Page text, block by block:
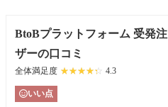
BtoBプラットフォーム 受発
ザーの口コミ
全体満足度 ☆☆☆☆☆
★★★★★ 4.3
いい点